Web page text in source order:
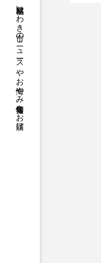
福島県いわき市のニュースやお悔やみ情報等をお届け